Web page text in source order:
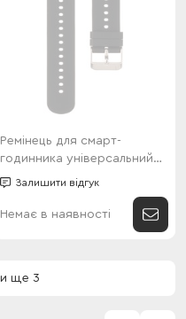
Ремінець для смарт-
годинника універсальний
Flat head style (20мм) Black
Залишити відгук
Немає в наявності
ще 3